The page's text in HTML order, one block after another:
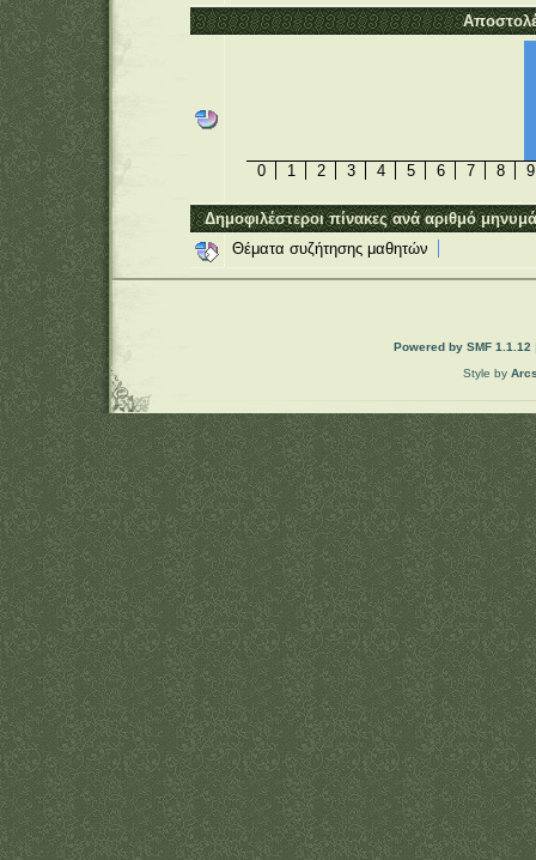
0 1 2 3 4 5 6 7 8 9
Δημοφιλέστεροι πίνακες ανά αριθμό
Θέματα συζήτησης μαθητών
Powered by SMF 1.1.12
Style by